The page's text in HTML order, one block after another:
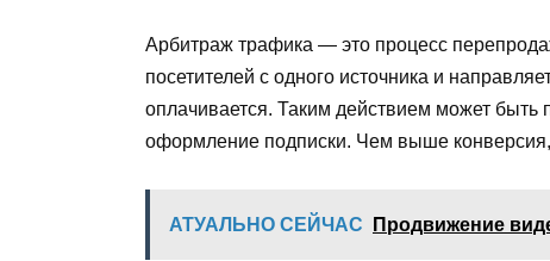
Арбитраж трафика — это процесс
посетителей с одного источника и
оплачивается. Таким действием может быть
оформление подписки. Чем выше
АТУАЛЬНО СЕЙЧАС Продвижение